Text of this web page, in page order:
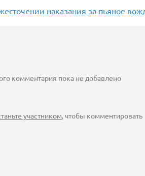
наказания за пьяное
комментария пока не добавлено
участником, чтобы комментировать